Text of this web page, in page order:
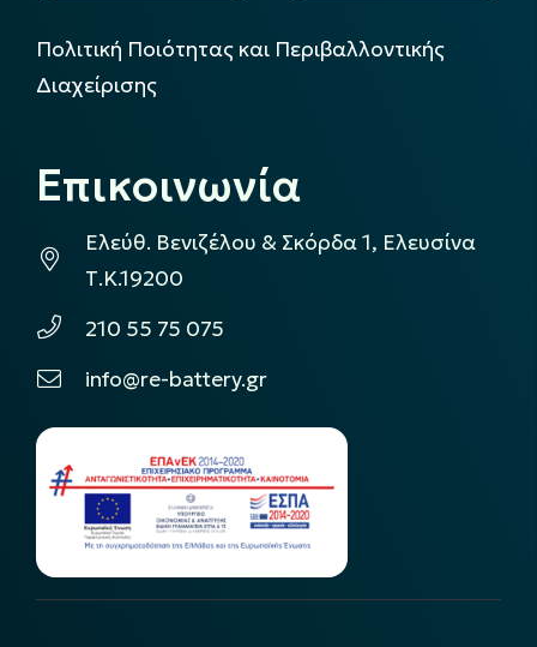
Πολιτική Ποιότητας και Περιβαλλοντικής
Διαχείρισης
Επικοινωνία
Ελεύθ. Βενιζέλου & Σκόρδα 1, Ελευσίνα
Τ.Κ.19200
210 55 75 075
info@re-battery.gr